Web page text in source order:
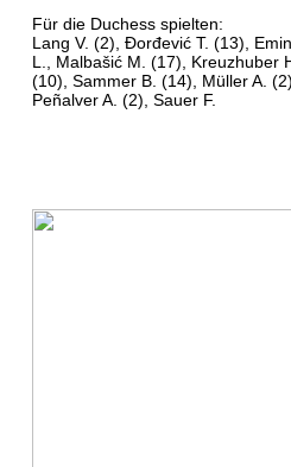
Für die Duchess spielten:
Lang V. (2), Đorđević T. (13),
L., Malbašić M. (17), Kreuzhuber
(10), Sammer B. (14), Müller A.
Peñalver A. (2), Sauer F.